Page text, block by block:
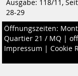
Ausgabe: 118/11,
28-29
Öffnungszeiten:
Quartier 21 / MQ |
Impressum | Cookie